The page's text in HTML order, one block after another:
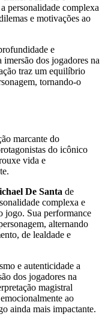
personalidade complexa
e motivações ao
e
dos jogadores na
traz um equilíbrio
tornando-o
marcante do
do icônico
vida e
De Santa de
complexa e
jogo. Sua performance
alternando
de lealdade e
e autenticidade a
dos jogadores na
magistral
ao
ainda mais impactante.